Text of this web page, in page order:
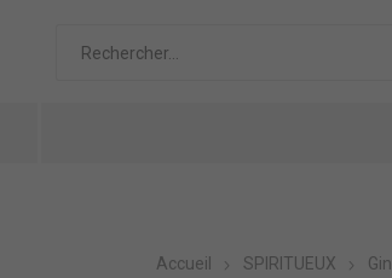
Accueil SPIRITUEUX
Gin